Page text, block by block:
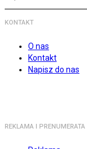
KONTAKT
O nas
Kontakt
Napisz do nas
REKLAMA I PRENUMERATA